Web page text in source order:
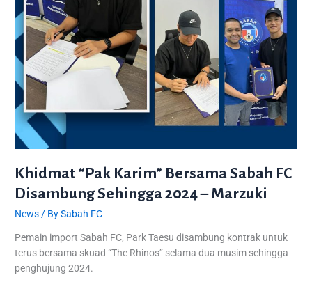
Khidmat “Pak Karim” Bersama Sabah FC
Disambung Sehingga 2024 – Marzuki
News / BySabah FC
Pemain import Sabah FC, Park Taesu disambung kontrak untuk
terus bersama skuad “The Rhinos” selama dua musim sehingga
penghujung 2024.
–
Marzuki